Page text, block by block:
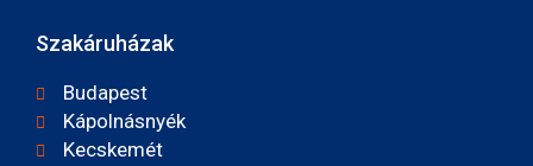
Szakáruházak
Budapest
Kápolnásnyék
Kecskemét